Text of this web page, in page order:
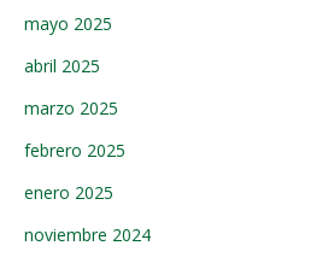
mayo 2025
abril 2025
marzo 2025
febrero 2025
enero 2025
noviembre 2024